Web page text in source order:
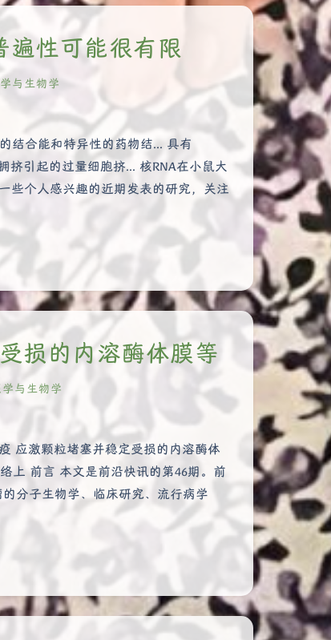
遍性可能很有限
与生物学
结合能和特异性的药物结... 具有
引起的过量细胞挤... 核RNA在小鼠大
些个人感兴趣的近期发表的研究，关注
损的内溶酶体膜等
学与生物学
应激颗粒堵塞并稳定受损的内溶酶体
上 前言 本文是前沿快讯的第46期。前
分子生物学、临床研究、流行病学